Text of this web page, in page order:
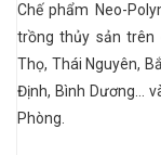
Chế phẩm Neo-
trồng thủy sản trên
Thọ, Thái Nguyên,
Định, Bình Dương...
Phòng.